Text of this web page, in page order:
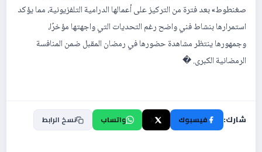
صغنطوط» بعد فترة من التركيز على أعمالها الدرامية التلفزيونية، مما يؤكد
استمرارها بنشاط فني واضح رغم التحديات التي واجهتها مؤخرًا،
وجمهورها ينتظر مشاهدة حضورها في رمضان المقبل ضمن المنافسة
الرمضانية الكبرى. �
شارك: فيسبوك واتساب نسخ الرابط